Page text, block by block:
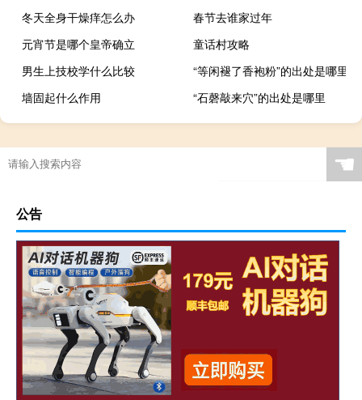
冬天全身干燥痒怎么办
春节去谁家过年
元宵节是哪个皇帝确立
童话村攻略
男生上技校学什么比较
“等闲褪了香袍粉”的出处是哪里
墙固起什么作用
“石磬敲来穴”的出处是哪里
☚
公告